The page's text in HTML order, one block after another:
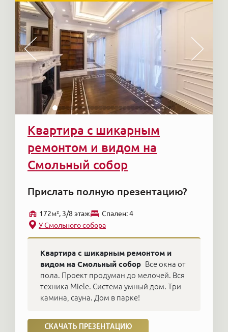
Квартира с шикарным
ремонтом и видом на
Смольный собор
Прислать полную презентацию?
172м², 3/8 этаж
Cпален: 4
У Смольного собора
Квартира с шикарным ремонтом и
видом на Смольный собор Все окна от
пола. Проект продуман до мелочей. Вся
техника Miele. Система умный дом. Три
камина, сауна. Дом в парке!
СКАЧАТЬ ПРЕЗЕНТАЦИЮ